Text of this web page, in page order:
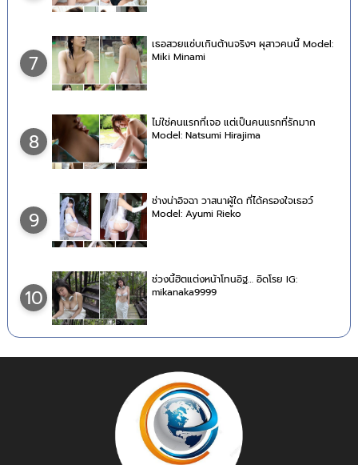
7
เธอสวยแซ่บเกินต้านจริงๆ ผุสาวคนนี้ Model:
Miki Minami
8
ไม่ใช่คนแรกที่เจอ แต่เป็นคนแรกที่รักมาก
Model: Natsumi Hirajima
9
ช่างน่าอิจฉา วาสนาผู้ใด ที่ได้ครองใจเธอว์
Model: Ayumi Rieko
10
ช่วงนี้ฮิตแต่งหน้าโทนอิฐ… อิดโรย IG:
mikanaka9999